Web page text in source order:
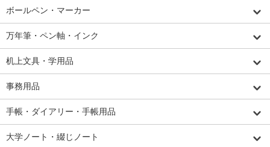
ボールペン・マーカー
万年筆・ペン軸・インク
机上文具・学用品
事務用品
手帳・ダイアリー・手帳用品
大学ノート・綴じノート